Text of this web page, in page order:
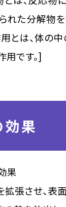
れた分解物を
とは、体の中
です。]
効果
果
拡張させ、表